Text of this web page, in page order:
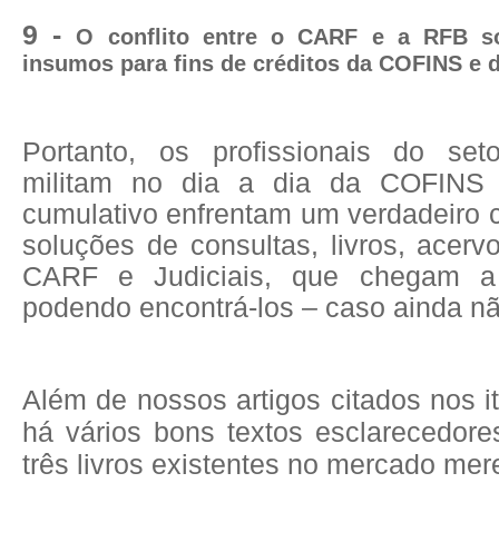
9 -
O conflito entre o CARF e a RFB
insumos para fins de créditos da COFINS e
Portanto, os profissionais do
militam no dia a dia da
cumulativo enfrentam um verdadeiro
soluções de consultas, livros,
CARF e Judiciais, que chegam
podendo encontrá-los – caso ainda
Além de nossos artigos citados nos
há vários bons textos
três livros existentes no mercado